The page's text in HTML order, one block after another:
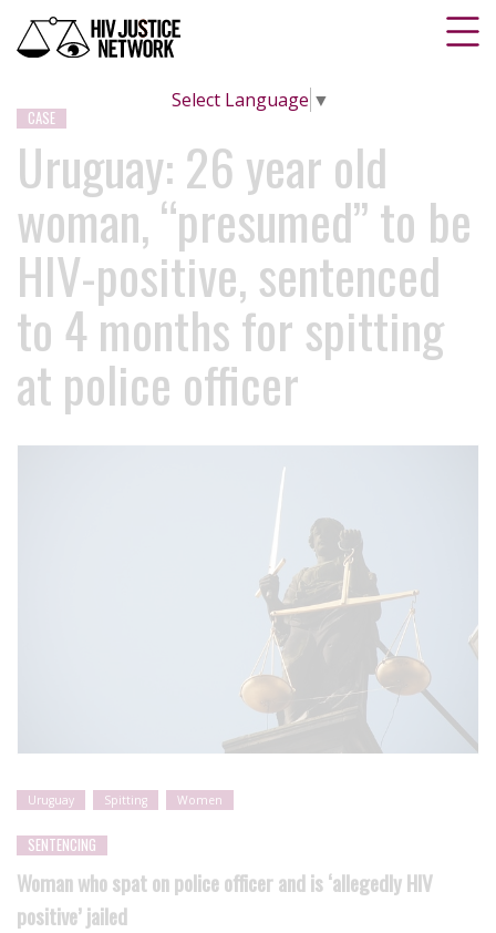
Select Language ▼
CASE
Uruguay: 26 year old
woman, “presumed” to be
HIV-positive, sentenced
to 4 months for spitting
at police officer
Uruguay Spitting Women
SENTENCING
Woman who spat on police officer and is ‘allegedly HIV
positive’ jailed